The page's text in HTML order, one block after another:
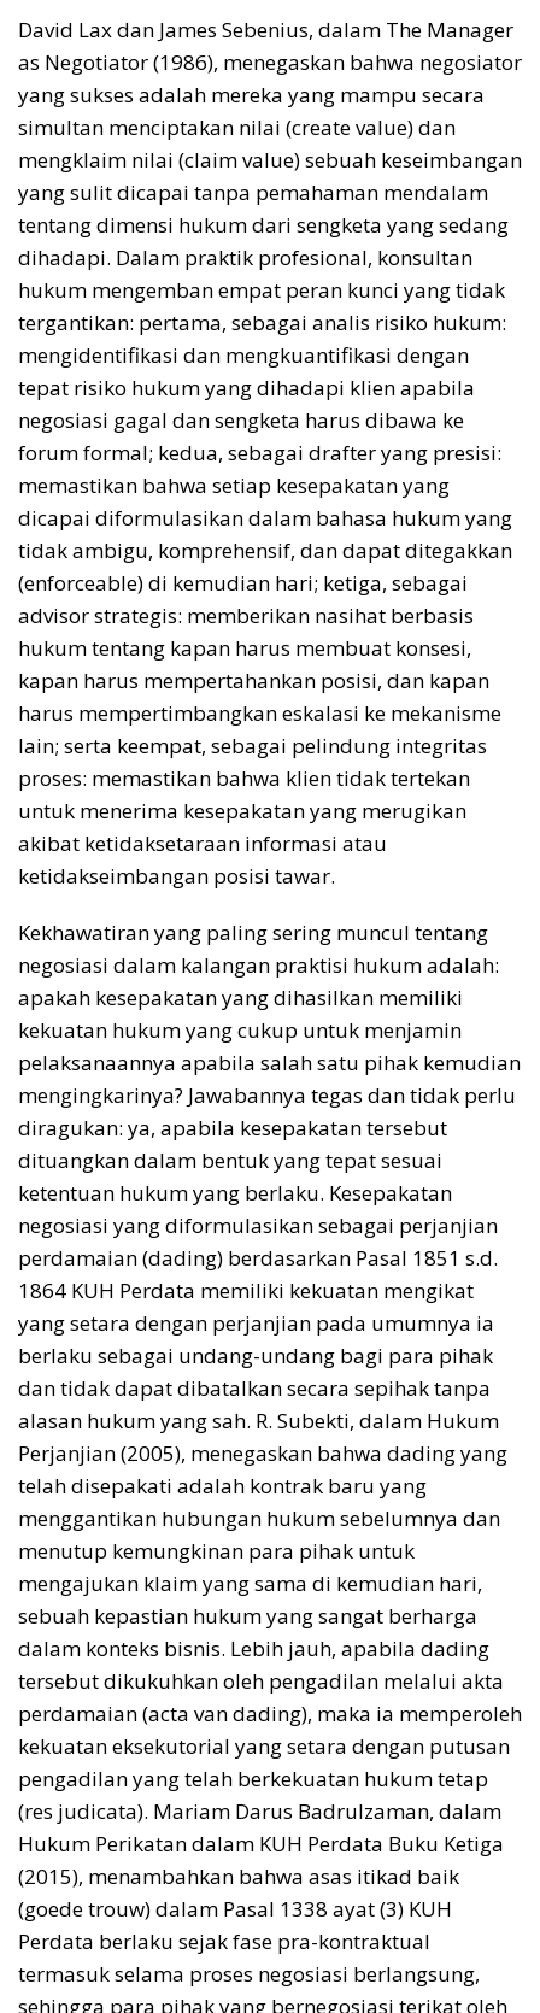
David Lax dan James Sebenius, dalam The Manager
as Negotiator (1986), menegaskan bahwa negosiator
yang sukses adalah mereka yang mampu secara
simultan menciptakan nilai (create value) dan
mengklaim nilai (claim value) sebuah keseimbangan
yang sulit dicapai tanpa pemahaman mendalam
tentang dimensi hukum dari sengketa yang sedang
dihadapi. Dalam praktik profesional, konsultan
hukum mengemban empat peran kunci yang tidak
tergantikan: pertama, sebagai analis risiko hukum:
mengidentifikasi dan mengkuantifikasi dengan
tepat risiko hukum yang dihadapi klien apabila
negosiasi gagal dan sengketa harus dibawa ke
forum formal; kedua, sebagai drafter yang presisi:
memastikan bahwa setiap kesepakatan yang
dicapai diformulasikan dalam bahasa hukum yang
tidak ambigu, komprehensif, dan dapat ditegakkan
(enforceable) di kemudian hari; ketiga, sebagai
advisor strategis: memberikan nasihat berbasis
hukum tentang kapan harus membuat konsesi,
kapan harus mempertahankan posisi, dan kapan
harus mempertimbangkan eskalasi ke mekanisme
lain; serta keempat, sebagai pelindung integritas
proses: memastikan bahwa klien tidak tertekan
untuk menerima kesepakatan yang merugikan
akibat ketidaksetaraan informasi atau
ketidakseimbangan posisi tawar.
Kekhawatiran yang paling sering muncul tentang
negosiasi dalam kalangan praktisi hukum adalah:
apakah kesepakatan yang dihasilkan memiliki
kekuatan hukum yang cukup untuk menjamin
pelaksanaannya apabila salah satu pihak kemudian
mengingkarinya? Jawabannya tegas dan tidak perlu
diragukan: ya, apabila kesepakatan tersebut
dituangkan dalam bentuk yang tepat sesuai
ketentuan hukum yang berlaku. Kesepakatan
negosiasi yang diformulasikan sebagai perjanjian
perdamaian (dading) berdasarkan Pasal 1851 s.d.
1864 KUH Perdata memiliki kekuatan mengikat
yang setara dengan perjanjian pada umumnya ia
berlaku sebagai undang-undang bagi para pihak
dan tidak dapat dibatalkan secara sepihak tanpa
alasan hukum yang sah. R. Subekti, dalam Hukum
Perjanjian (2005), menegaskan bahwa dading yang
telah disepakati adalah kontrak baru yang
menggantikan hubungan hukum sebelumnya dan
menutup kemungkinan para pihak untuk
mengajukan klaim yang sama di kemudian hari,
sebuah kepastian hukum yang sangat berharga
dalam konteks bisnis. Lebih jauh, apabila dading
tersebut dikukuhkan oleh pengadilan melalui akta
perdamaian (acta van dading), maka ia memperoleh
kekuatan eksekutorial yang setara dengan putusan
pengadilan yang telah berkekuatan hukum tetap
(res judicata). Mariam Darus Badrulzaman, dalam
Hukum Perikatan dalam KUH Perdata Buku Ketiga
(2015), menambahkan bahwa asas itikad baik
(goede trouw) dalam Pasal 1338 ayat (3) KUH
Perdata berlaku sejak fase pra-kontraktual
termasuk selama proses negosiasi berlangsung,
sehingga para pihak yang bernegosiasi terikat oleh